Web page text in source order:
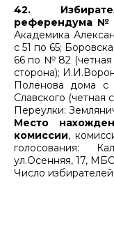
42.
референдума №
Академика
с 51 по 65;
66 по № 82
сторона);
Поленова дома
Славского (четная
Переулки:
Место
комиссии,
голосования:
ул.Осенняя, 17,
Число